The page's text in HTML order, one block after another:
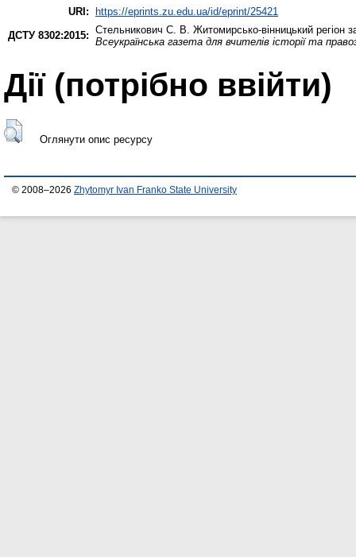
URI: https://eprints.zu.edu.ua/id/eprint/25421
ДСТУ 8302:2015: Стельникович С. В. Житомирсько-вінницький регіон
Всеукраїнська газета для вчителів історії та
Дії ​​(потрібно ввійти)
Оглянути опис ресурсу
© 2008–2026 Zhytomyr Ivan Franko State University